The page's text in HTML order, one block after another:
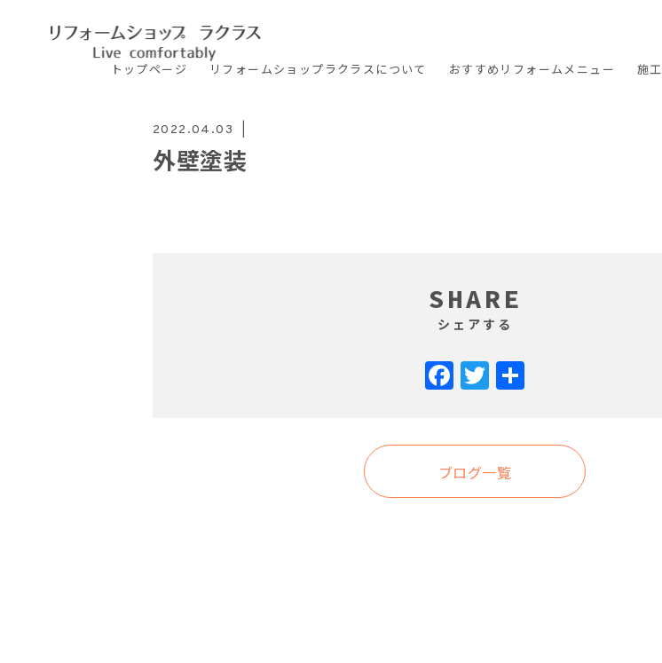
トップページ リフォームショップラクラスについて おすすめ リフォームメニュー 施工
2022.04.03
外壁塗装
SHARE
シェアする
Facebook
Twitter
ブログ一覧